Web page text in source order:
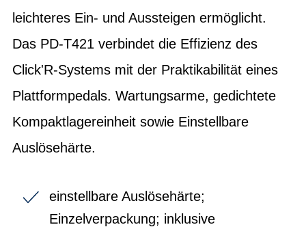
leichteres Ein- und Aussteigen ermöglicht.
Das PD-T421 verbindet die Effizienz des
Click'R-Systems mit der Praktikabilität eines
Plattformpedals. Wartungsarme, gedichtete
Kompaktlagereinheit sowie Einstellbare
Auslösehärte.
einstellbare Auslösehärte;
Einzelverpackung; inklusive